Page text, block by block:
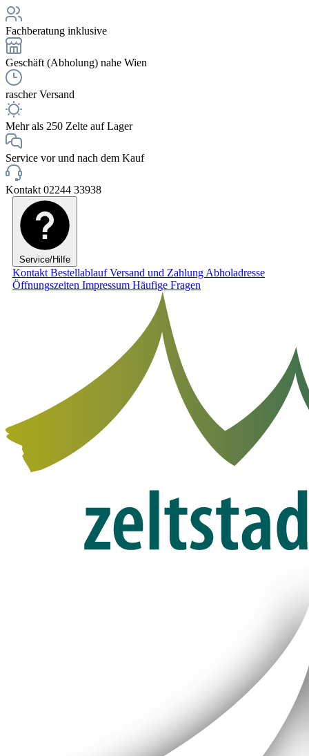
Fachberatung inklusive
Geschäft (Abholung) nahe Wien
rascher Versand
Mehr als 250 Zelte auf Lager
Service vor und nach dem Kauf
Kontakt 02244 33938
Service/Hilfe
Kontakt BestellablaufVersand und Zahlung Abholadresse
Öffnungszeiten Impressum Häufige Fragen